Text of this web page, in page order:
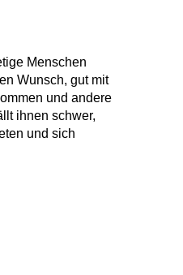
Menschen
Wunsch, gut mit
und andere
ihnen schwer,
und sich